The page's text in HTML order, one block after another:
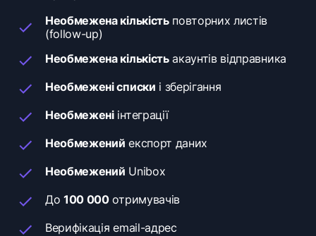
Необмежена кількістьповторних листів
(follow-up)
Необмежена кількістьакаунтів відправника
Необмежені списки і зберігання
Необмеженіінтеграції
Необмежений експорт даних
Необмежений Unibox
До100 000отримувачів
Верифікація email-адрес